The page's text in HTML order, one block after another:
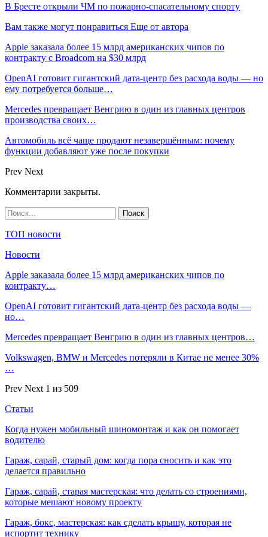
В Бресте открыли ЧМ по пожарно-спасательному спорту
Вам также могут понравиться Еще от автора
Apple заказала более 15 млрд американских чипов по
контракту с Broadcom на $30 млрд
OpenAI готовит гигантский дата-центр без расхода воды — но
ему потребуется больше…
Mercedes превращает Венгрию в один из главных центров
производства своих…
Автомобиль всё чаще продают незавершённым: почему
функции добавляют уже после покупки
Prev Next
Комментарии закрыты.
ТОП новости
Новости
Apple заказала более 15 млрд американских чипов по
контракту…
OpenAI готовит гигантский дата-центр без расхода воды —
но…
Mercedes превращает Венгрию в один из главных центров…
Volkswagen, BMW и Mercedes потеряли в Китае не менее 30%
…
Prev Next 1 из 509
Статьи
Когда нужен мобильный шиномонтаж и как он помогает
водителю
Гараж, сарай, старый дом: когда пора сносить и как это
делается правильно
Гараж, сарай, старая мастерская: что делать со строениями,
которые мешают новому проекту
Гараж, бокс, мастерская: как сделать крышу, которая не
испортит технику